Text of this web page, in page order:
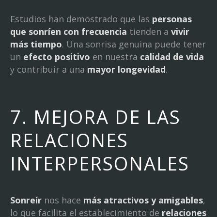
Estudios han demostrado que las personas
que sonríen con frecuencia tienden a vivir
más tiempo. Una sonrisa genuina puede tener
un efecto positivo en nuestra calidad de vida
y contribuir a una mayor longevidad.
7. MEJORA DE LAS
RELACIONES
INTERPERSONALES
Sonreírnos hace más atractivos y amigables,
lo que facilita el establecimiento de relaciones